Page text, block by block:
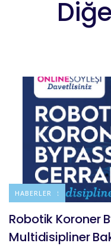
DUYURULAR
HABERLER
Robotik Koroner
Multidisipliner